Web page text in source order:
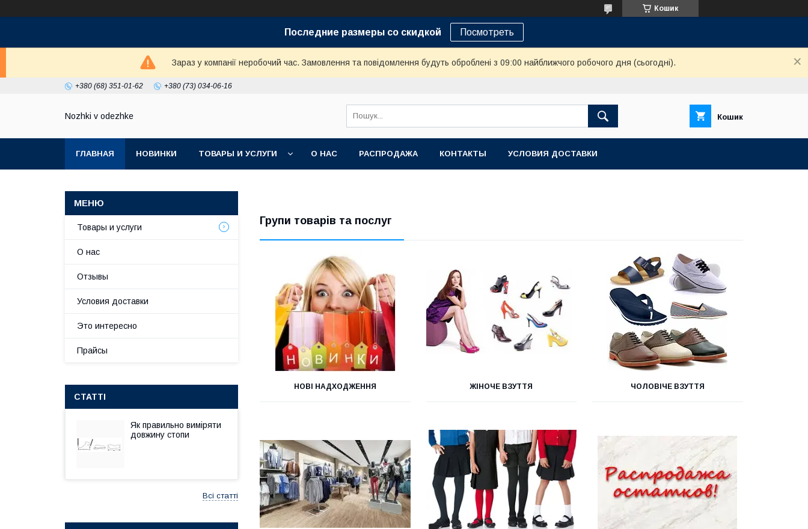
Кошик
Последние размеры со скидкой Посмотреть
Зараз у компанії неробочий час. Замовлення та повідомлення будуть оброблені з 09:00 найближчого робочого дня (сьогодні).
+380 (68) 351-01-62 +380 (73) 034-06-16
Nozhki v odezhke Кошик
ГЛАВНАЯ НОВИНКИ ТОВАРЫ И УСЛУГИ О НАС РАСПРОДАЖА КОНТАКТЫ УСЛОВИЯ ДОСТАВКИ
Групи товарів та послуг
НОВІ НАДХОДЖЕННЯ ЖІНОЧЕ ВЗУТТЯ ЧОЛОВІЧЕ ВЗУТТЯ
Товары и услуги
О нас
Отзывы
Условия доставки
Это интересно
Прайсы
СТАТТІ
Як правильно виміряти
довжину стопи
Всі статті